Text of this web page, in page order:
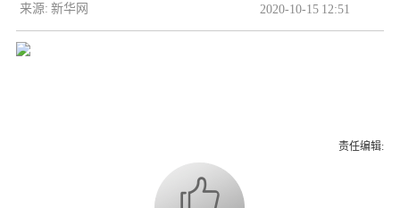
2020-10-15 12:51
来源: 新华网
责任编辑: